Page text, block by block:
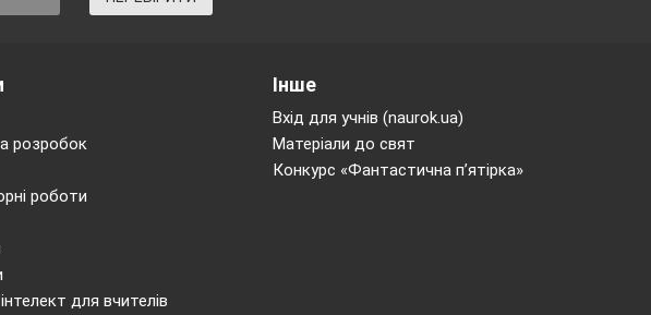
розробок
роботи
для вчителів
Інше
Вхід для учнів (naurok.ua)
Матеріали до свят
Конкурс «Фантастична п’ятірка»